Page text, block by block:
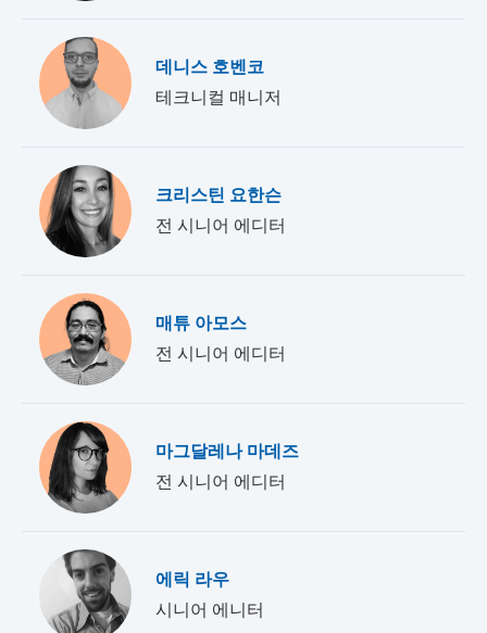
데니스 호벤코
테크니컬 매니저
크리스틴 요한슨
전 시니어 에디터
매튜 아모스
전 시니어 에디터
마그달레나 마데즈
전 시니어 에디터
에릭 라우
시니어 에니터